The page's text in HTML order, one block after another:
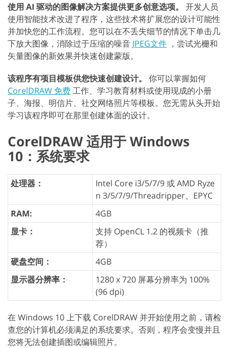
使用 AI 驱动的图像解决方案提供更多创意选项。
开发人员
使用智能技术改进了程序，这些技术将扩展您的设计可能性
并加快您的工作流程。您可以在不丢失细节的情况下单击几
下放大图像，消除过于压缩的噪音 JPEG文件 ，尝试光栅和
矢量图像的新效果并快速创建蒙版。
该程序有项目模板供您快速创建设计。
你可以掌握如何
CorelDRAW 免费工作、学习教育材料或使用现成的小册
子、海报、明信片、社交网络照片等模板。您无需从头开始
学习该程序即可在那里创建体面的设计。
CorelDRAW 适用于 Windows
10：系统要求
处理器：
Intel Core i3/5/7/9 或 AMD Ryze
n 3/5/7/9/Threadripper、EPYC
RAM:
4GB
显卡：
支持 OpenCL 1.2 的视频卡（推
荐）
硬盘空间：
4GB
显示器分辨率：
1280 x 720 屏幕分辨率为 100%
(96 dpi)
在 Windows 10 上下载 CorelDRAW 并开始使用之前，请检
查您的计算机必须满足的系统要求。否则，程序会变慢并且
您将无法创建插图或编辑照片。